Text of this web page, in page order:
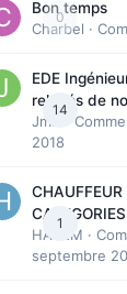
0
Bon temps
Charbel ·
14
EDE
relevés de
Jmili
·
2018
1
CHAUFFEUR
CATEGORIES
HAZEM ·
septembre